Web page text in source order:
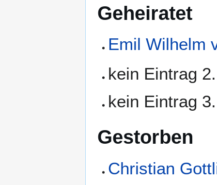
Geheiratet
Emil Wilhelm
kein Eintrag
kein Eintrag
Gestorben
Christian